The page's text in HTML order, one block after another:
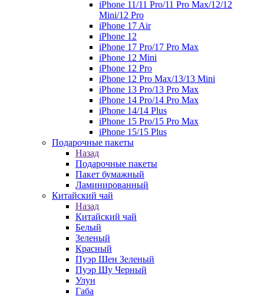
iPhone 11/11 Pro/11 Pro Max/12/12
Mini/12 Pro
iPhone 17 Air
iPhone 12
iPhone 17 Pro/17 Pro Max
iPhone 12 Mini
iPhone 12 Pro
iPhone 12 Pro Max/13/13 Mini
iPhone 13 Pro/13 Pro Max
iPhone 14 Pro/14 Pro Max
iPhone 14/14 Plus
iPhone 15 Pro/15 Pro Max
iPhone 15/15 Plus
Подарочные пакеты
Назад
Подарочные пакеты
Пакет бумажный
Ламинированный
Китайский чай
Назад
Китайский чай
Белый
Зеленый
Красный
Пуэр Шен Зеленый
Пуэр Шу Черный
Улун
Габа